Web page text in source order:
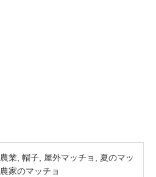
農業 帽子 屋外マッチョ
夏のマッ
農家のマッチョ